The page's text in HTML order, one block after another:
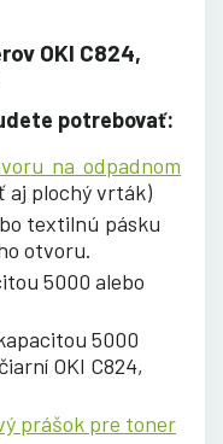
OKI C824,
potrebovať:
na odpadnom
aj plochý vrták)
textilnú pásku
otvoru.
5000 alebo
5000
OKI C824,
prášok pre toner